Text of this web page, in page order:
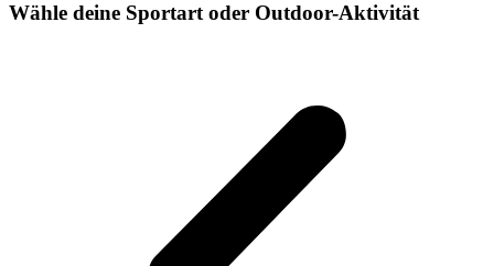
Wähle deine Sportart oder Outdoor-Aktivität